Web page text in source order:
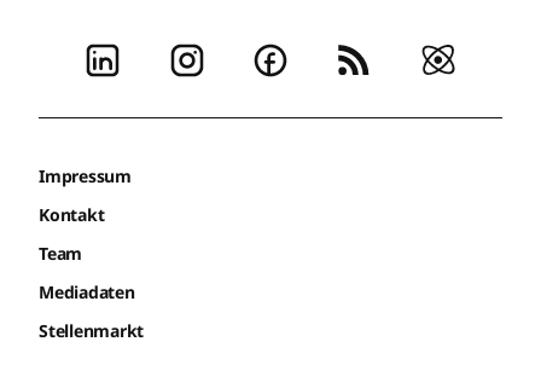
Impressum
Kontakt
Team
Mediadaten
Stellenmarkt